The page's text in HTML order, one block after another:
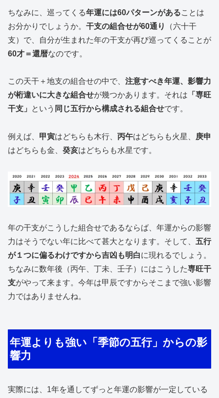
ちなみに、巡ってくる年運には60パターンがあることは
お分かりでしょうか。 干支の組合せが60通り
（六十干
支）で、自分が生まれた年の干支が再び巡ってくることが
60才＝還暦なのです。
この天干＋地支の組合せの中で、 注意すべき年運、影響力
が桁違いに大きな組合せが幾つかあります。それは 「専旺
干支」
という 同じ五行から構成される組合せです。
例えば、 甲寅はどちらも木行、 丙午はどちらも火星、
庚申
はどちらも金、 癸亥はどちらも水星です。
年の干支がこうした組合せであるならば、年運からの影響
力はそうでない年に比べて甚大となります。そして、 五行
が１つに偏るわけですから吉凶も明白に現れるでしょう。
ちなみに数年後（丙午、丁未、壬子）にはこうした専旺干
支がやって来ます。今年は甲辰ですからそこまで強い影響
力ではありませんね。
年運よりも強い「季節の五行」からの影
響力
実際には、1年を通してずっと年運の影響が一定している